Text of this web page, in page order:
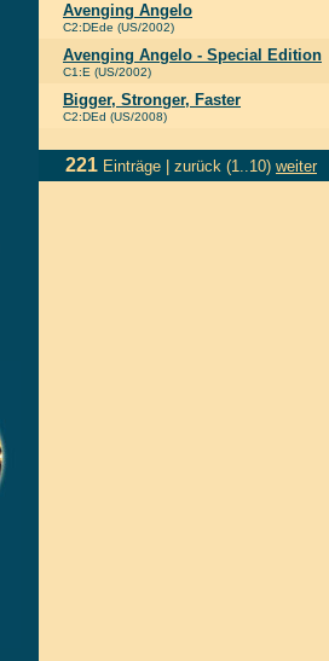
Avenging Angelo
C2:DEde (US/2002)
Avenging Angelo - Special Edition
C1:E (US/2002)
Bigger, Stronger, Faster
C2:DEd (US/2008)
221 Einträge | zurück (1..10) weiter